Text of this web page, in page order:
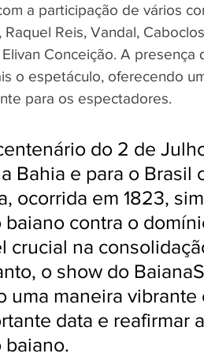
a participação de vários
Raquel Reis, Vandal,
Conceição. A
o espetáculo, oferecendo
para os espectadores.
do 2 de
Bahia e para o
ocorrida em 1823,
baiano contra o
crucial na
o show do
uma maneira
data e reafirmar
baiano.